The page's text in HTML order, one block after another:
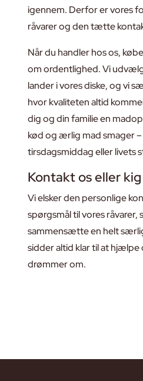
igennem. Derfor er vores
råvarer og den tætte
Når du handler hos os,
om ordentlighed. Vi
lander i vores diske, og vi
hvor kvaliteten altid
dig og din familie en
kød og ærlig mad smager
tirsdagsmiddag eller livets
Kontakt os eller
Vi elsker den personlige
spørgsmål til vores
sammensætte en helt
sidder altid klar til at
drømmer om.